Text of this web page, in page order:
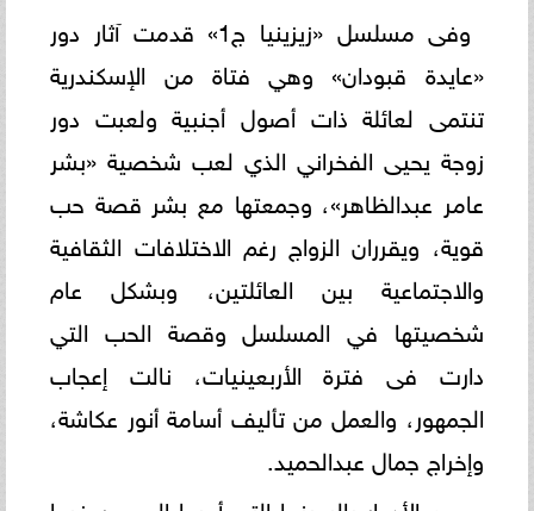
وفى مسلسل «زيزينيا ج1» قدمت آثار دور
«عايدة قبودان» وهي فتاة من الإسكندرية
تنتمى لعائلة ذات أصول أجنبية ولعبت دور
زوجة يحيى الفخراني الذي لعب شخصية «بشر
عامر عبدالظاهر»، وجمعتها مع بشر قصة حب
قوية، ويقرران الزواج رغم الاختلافات الثقافية
والاجتماعية بين العائلتين، وبشكل عام
شخصيتها في المسلسل وقصة الحب التي
دارت فى فترة الأربعينيات، نالت إعجاب
الجمهور، والعمل من تأليف أسامة أنور عكاشة،
وإخراج جمال عبدالحميد.